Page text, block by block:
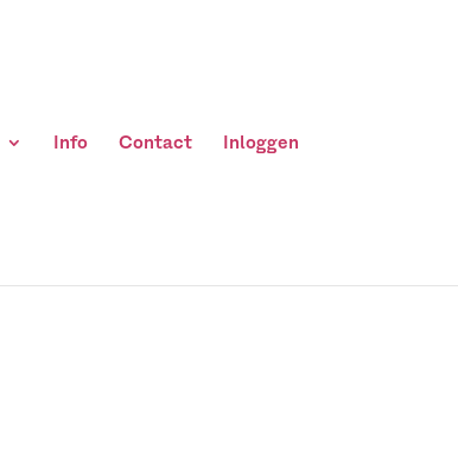
Info Contact Inloggen